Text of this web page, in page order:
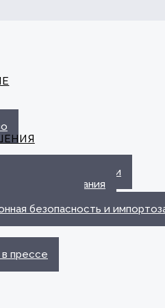
ЭДО с Госорганами
обслуживания
безопасность и
в прессе